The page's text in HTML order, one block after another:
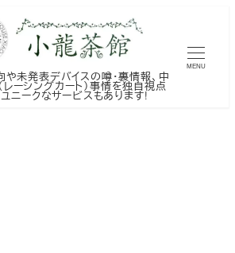
未発表デバイスの噂・裏情報、中
レーシングカート）事情を独自視点
ニークなサービスもあります!
MENU